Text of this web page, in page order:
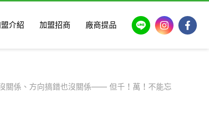
LINE Instagram
介紹 加盟招商 廠商提品
關係、方向搞錯也沒關係—— 但千！萬！不能忘